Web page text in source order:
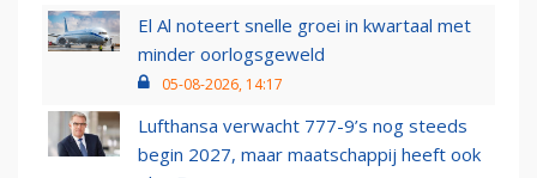
El Al noteert snelle groei in kwartaal met
minder oorlogsgeweld
05-08-2026, 14:17
Lufthansa verwacht 777-9’s nog steeds
begin 2027, maar maatschappij heeft ook